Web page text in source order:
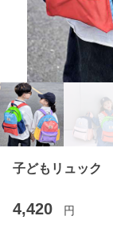
子どもリュック
4,420 円